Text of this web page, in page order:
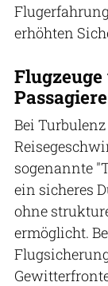
erhöhten
Bei
sogenannte
ein sicheres
ohne
ermöglicht.